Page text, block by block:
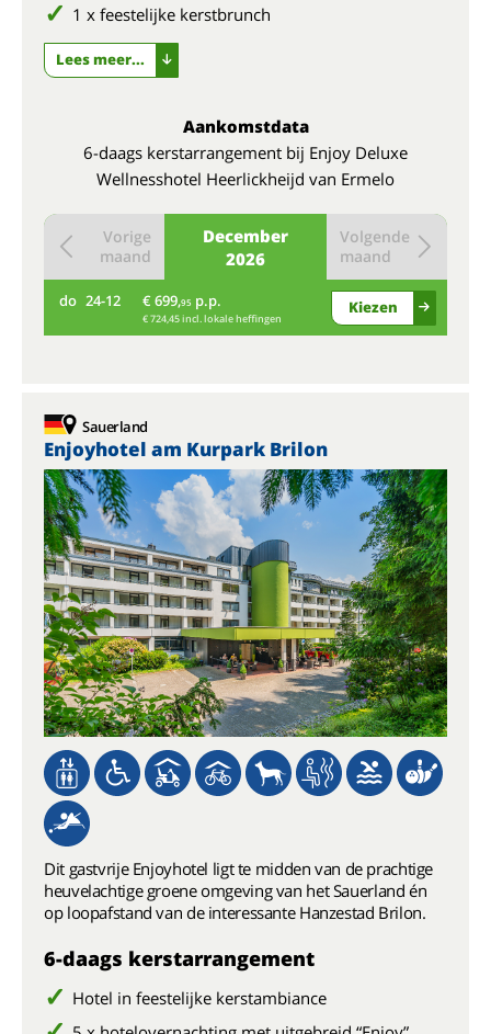
1 x feestelijke kerstbrunch
Lees meer...
Aankomstdata
6-daags kerstarrangement bij Enjoy Deluxe
Wellnesshotel Heerlickheijd van Ermelo
December
2026
Vorige
maand
Volgende
maand
do 24-12 € 699,95 p.p.
€ 724,45 incl. lokale heffingen
Kiezen
Sauerland
Enjoyhotel am Kurpark Brilon
Dit gastvrije Enjoyhotel ligt te midden van de prachtige
heuvelachtige groene omgeving van het Sauerland én
op loopafstand van de interessante Hanzestad Brilon.
6-daags kerstarrangement
Hotel in feestelijke kerstambiance